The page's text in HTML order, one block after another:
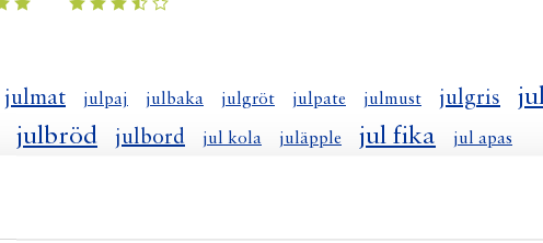
julmat julpaj julbaka julgröt julpate julmust julgris
julbröd julbord jul kola juläpple jul fika jul apas